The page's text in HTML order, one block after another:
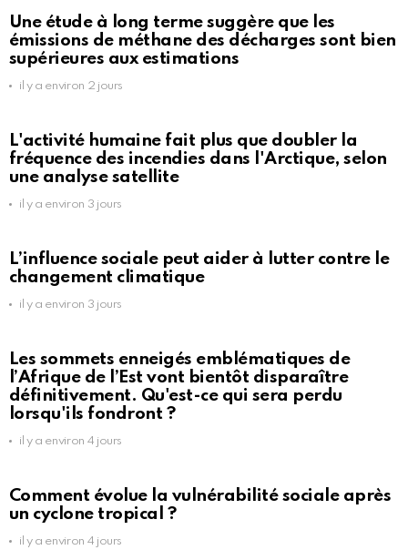
Une étude à long terme suggère que les
émissions de méthane des décharges sont bien
supérieures aux estimations
il y a environ 2 jours
L'activité humaine fait plus que doubler la
fréquence des incendies dans l'Arctique, selon
une analyse satellite
il y a environ 3 jours
L’influence sociale peut aider à lutter contre le
changement climatique
il y a environ 3 jours
Les sommets enneigés emblématiques de
l’Afrique de l’Est vont bientôt disparaître
définitivement. Qu'est-ce qui sera perdu
lorsqu'ils fondront ?
il y a environ 4 jours
Comment évolue la vulnérabilité sociale après
un cyclone tropical ?
il y a environ 4 jours